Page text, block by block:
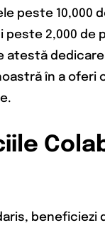
peste 10,000
peste 2,000 de
atestă
în a oferi
beneficiezi